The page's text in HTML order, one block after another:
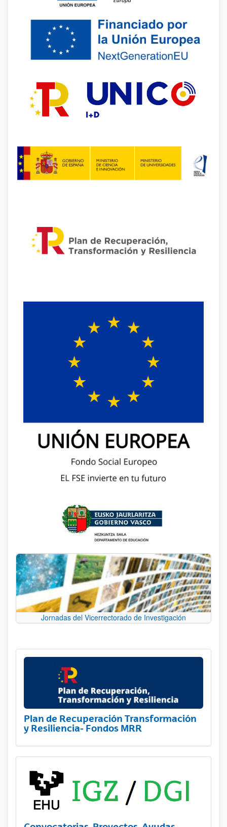
Jornadas del Vicerrectorado de Investigación
Plan de Recuperación Transformación
y Resiliencia- Fondos MRR